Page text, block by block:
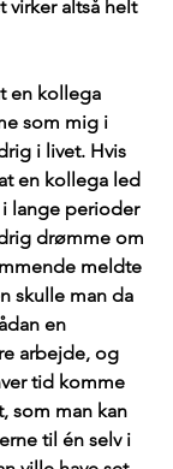
virker altså helt
en kollega
som mig i
i livet. Hvis
en kollega led
lange perioder
drømme om
meldte
skulle man da
en
arbejde, og
tid komme
som man kan
til én selv i